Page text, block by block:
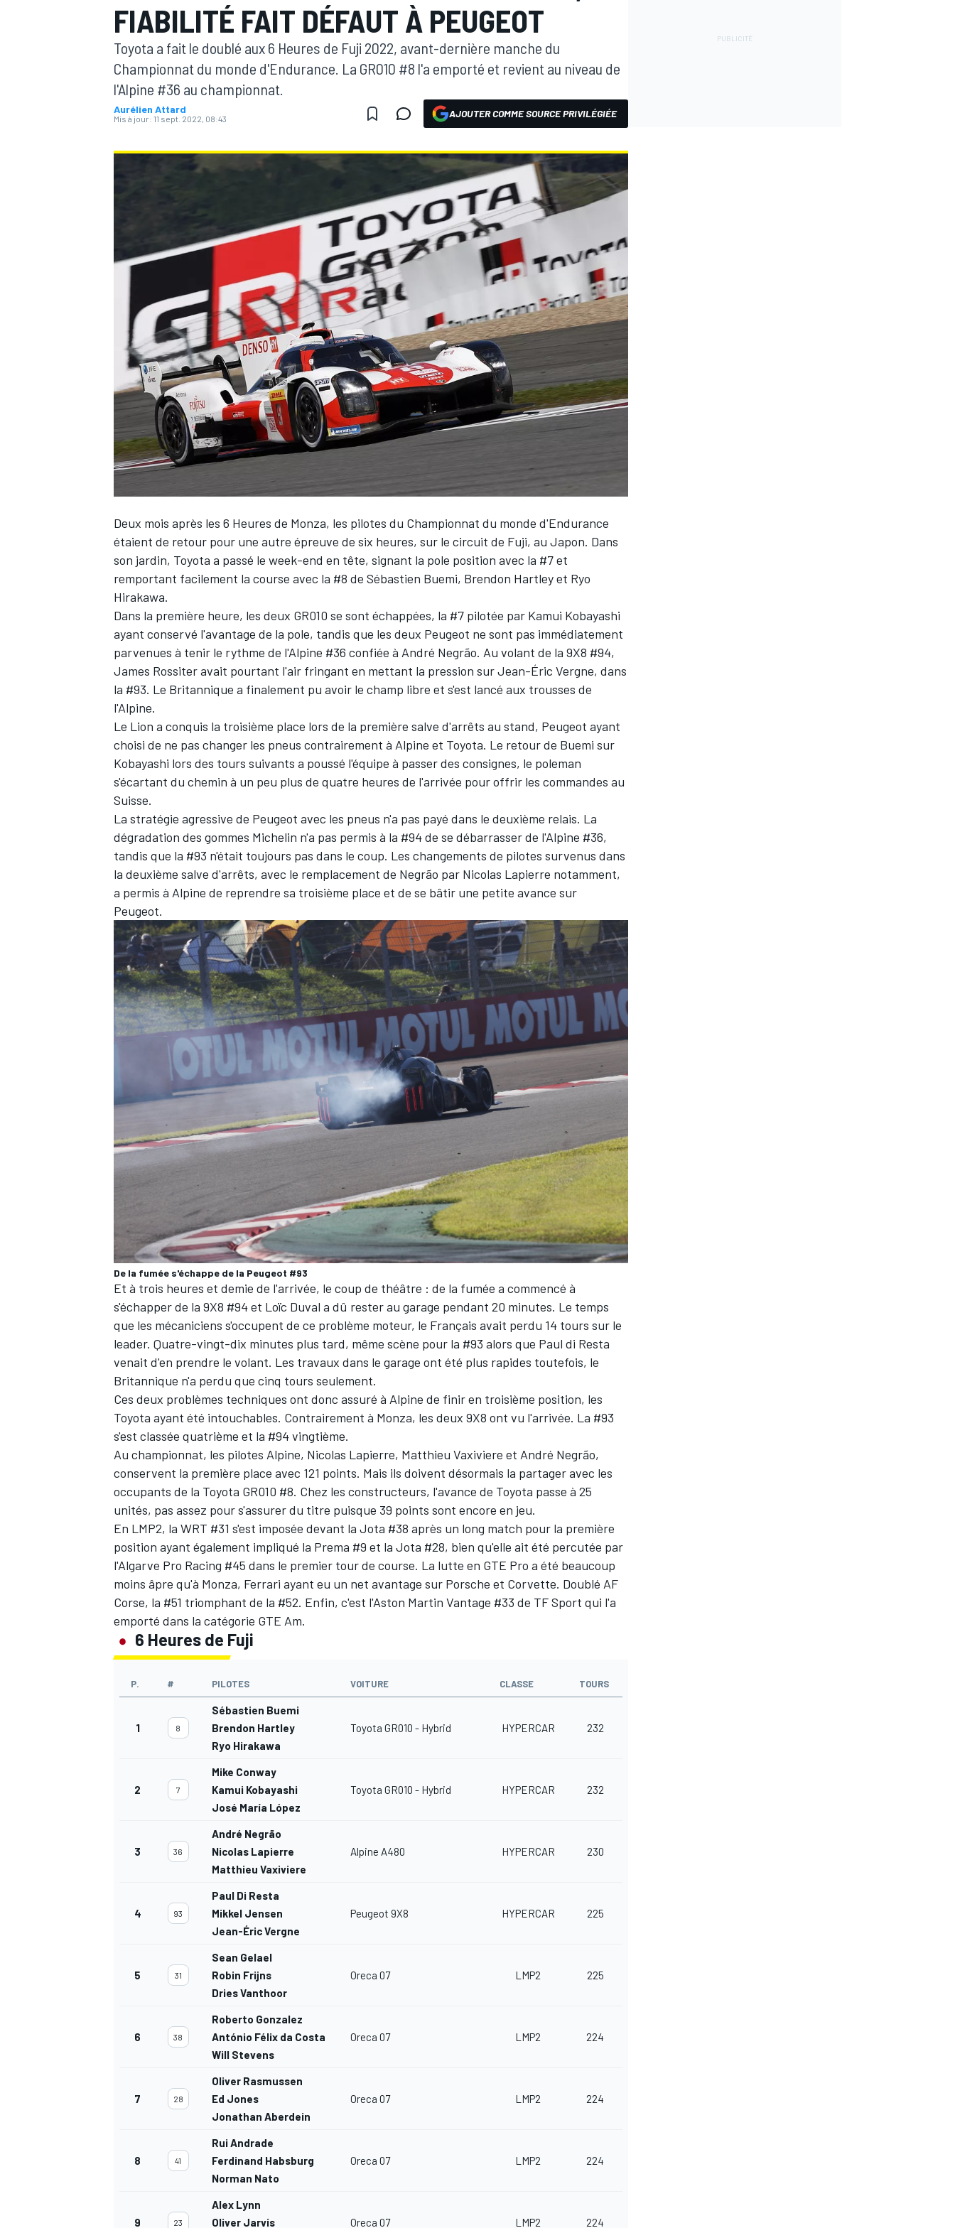
MOTOGP
WRC
WEC
AUTRES CHAMPIONNATS
FIABILITÉ FAIT DÉFAUT À PEUGEOT
Toyota a fait le doublé aux 6 Heures de Fuji 2022, avant-dernière manche du
Championnat du monde d'Endurance. La GR010 #8 l'a emporté et revient au niveau de
l'Alpine #36 au championnat.
Aurélien Attard
Mis à jour: 11 sept. 2022, 08:43 AJOUTER COMME SOURCE PRIVILÉGIÉE
Deux mois après les 6 Heures de Monza, les pilotes du Championnat du monde d'Endurance
étaient de retour pour une autre épreuve de six heures, sur le circuit de Fuji, au Japon. Dans
son jardin, Toyota a passé le week-end en tête, signant la pole position avec la #7 et
remportant facilement la course avec la #8 de Sébastien Buemi, Brendon Hartleyet Ryo
Hirakawa.
Dans la première heure, les deux GR010 se sont échappées, la #7 pilotée par Kamui Kobayashi
ayant conservé l'avantage de la pole, tandis que les deux Peugeot ne sont pas immédiatement
parvenues à tenir le rythme de l'Alpine #36 confiée à André Negrão. Au volant de la 9X8 #94,
James Rossiteravait pourtant l'air fringant en mettant la pression surJean-Éric Vergne, dans
la #93. Le Britannique a finalement pu avoir le champ libre et s'est lancé aux trousses de
l'Alpine.
Le Lion a conquis la troisième place lors de la première salve d'arrêts au stand, Peugeot ayant
choisi de ne pas changer les pneus contrairement à Alpine et Toyota. Le retour de Buemi sur
Kobayashi lors des tours suivants a poussé l'équipe à passer des consignes, le poleman
s'écartant du chemin à un peu plus de quatre heures de l'arrivée pour offrir les commandes au
Suisse.
La stratégie agressive de Peugeot avec les pneus n'a pas payé dans le deuxième relais. La
dégradation des gommes Michelin n'a pas permis à la #94 de se débarrasser de l'Alpine #36,
tandis que la #93 n'était toujours pas dans le coup. Les changements de pilotes survenus dans
la deuxième salve d'arrêts, avec le remplacement de Negrão par Nicolas Lapierre notamment,
a permis à Alpine de reprendre sa troisième place et de se bâtir une petite avance sur
Peugeot.
De la fumée s'échappe de la Peugeot #93
Et à trois heures et demie de l'arrivée, le coup de théâtre : de la fumée a commencé à
s'échapper de la 9X8 #94 et Loïc Duval a dû rester au garage pendant 20 minutes. Le temps
que les mécaniciens s'occupent de ce problème moteur, le Français avait perdu 14 tours sur le
leader. Quatre-vingt-dix minutes plus tard, même scène pour la #93 alors que Paul di Resta
venait d'en prendre le volant. Les travaux dans le garage ont été plus rapides toutefois, le
Britannique n'a perdu que cinq tours seulement.
Ces deux problèmes techniques ont donc assuré à Alpine de finir en troisième position, les
Toyota ayant été intouchables. Contrairement à Monza, les deux 9X8 ont vu l'arrivée. La #93
s'est classée quatrième et la #94 vingtième.
Au championnat, les pilotes Alpine, Nicolas Lapierre, Matthieu Vaxiviere et André Negrão,
conservent la première place avec 121 points. Mais ils doivent désormais la partager avec les
occupants de la Toyota GR010 #8. Chez les constructeurs, l'avance de Toyota passe à 25
unités, pas assez pour s'assurer du titre puisque 39 points sont encore en jeu.
En LMP2, la WRT #31 s'est imposée devant la Jota #38 après un long match pour la première
position ayant également impliqué la Prema #9 et la Jota #28, bien qu'elle ait été percutée par
l'Algarve Pro Racing #45 dans le premier tour de course. La lutte en GTE Pro a été beaucoup
moins âpre qu'à Monza, Ferrari ayant eu un net avantage sur Porsche et Corvette. Doublé AF
Corse, la #51 triomphant de la #52. Enfin, c'est l'Aston Martin Vantage #33 de TF Sport qui l'a
emporté dans la catégorie GTE Am.
6 Heures de Fuji
P. # PILOTES VOITURE CLASSE TOURS
1 8
Sébastien Buemi
Brendon Hartley
Ryo Hirakawa
Toyota GR010 - Hybrid HYPERCAR 232
2 7
Mike Conway
Kamui Kobayashi
José María López
Toyota GR010 - Hybrid HYPERCAR 232
3 36
André Negrão
Nicolas Lapierre
Matthieu Vaxiviere
Alpine A480 HYPERCAR 230
4 93
Paul Di Resta
Mikkel Jensen
Jean-Éric Vergne
Peugeot 9X8 HYPERCAR 225
5 31
Sean Gelael
Robin Frijns
Dries Vanthoor
Oreca 07 LMP2 225
6 38
Roberto Gonzalez
António Félix da Costa
Will Stevens
Oreca 07 LMP2 224
7 28
Oliver Rasmussen
Ed Jones
Jonathan Aberdein
Oreca 07 LMP2 224
8 41
Rui Andrade
Ferdinand Habsburg
Norman Nato
Oreca 07 LMP2 224
9 23
Alex Lynn
Oliver Jarvis
Oreca 07 LMP2 224